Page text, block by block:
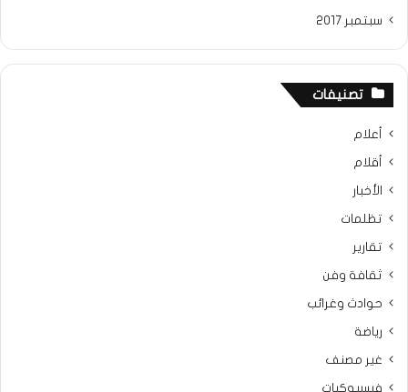
سبتمبر 2017
تصنيفات
أعلام
أقلام
الأخبار
تظلمات
تقارير
ثقافة وفن
حوادث وغرائب
رياضة
غير مصنف
فيسبوكيات